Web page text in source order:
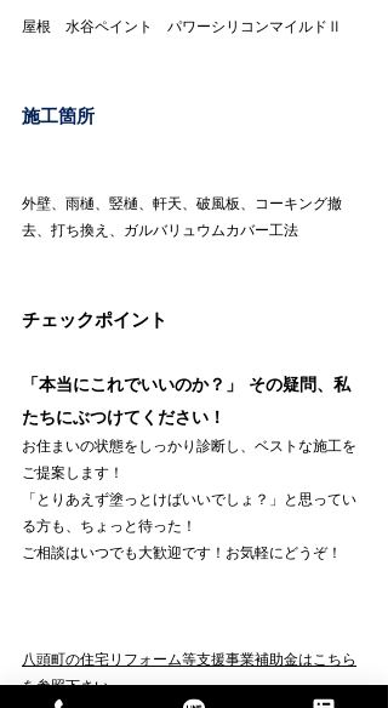
屋根　水谷ペイント　パワーシリコンマイルドⅡ
施工箇所
外壁、雨樋、竪樋、軒天、破風板、コーキング撤
去、打ち換え、ガルバリュウムカバー工法
チェックポイント
「本当にこれでいいのか？」 その疑問、私
たちにぶつけてください！
お住まいの状態をしっかり診断し、ベストな施工を
ご提案します！
「とりあえず塗っとけばいいでしょ？」と思ってい
る方も、ちょっと待った！
ご相談はいつでも大歓迎です！お気軽にどうぞ！
八頭町の住宅リフォーム等支援事業補助金はこちら
を参照下さい。